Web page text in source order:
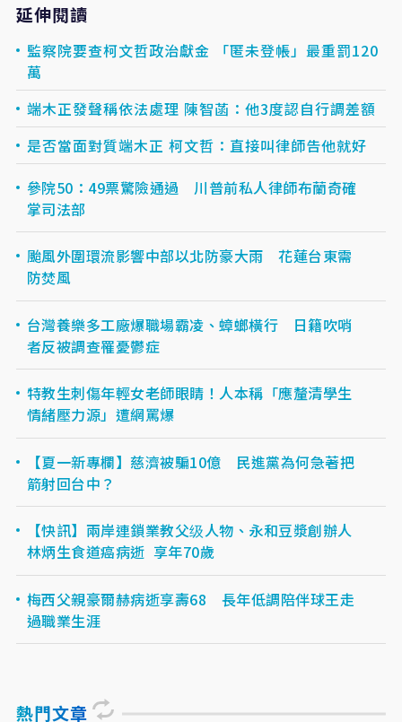
延伸閱讀
監察院要查柯文哲政治獻金 「匿未登帳」最重罰120
萬
端木正發聲稱依法處理 陳智菡：他3度認自行調差額
是否當面對質端木正 柯文哲：直接叫律師告他就好
參院50：49票驚險通過 川普前私人律師布蘭奇確
掌司法部
颱風外圍環流影響中部以北防豪大雨 花蓮台東需
防焚風
台灣養樂多工廠爆職場霸凌、蟑螂橫行 日籍吹哨
者反被調查罹憂鬱症
特教生刺傷年輕女老師眼睛！人本稱「應釐清學生
情緒壓力源」遭網罵爆
【夏一新專欄】慈濟被騙10億 民進黨為何急著把
箭射回台中？
【快訊】兩岸連鎖業教父级人物、永和豆漿創辦人
林炳生食道癌病逝 享年70歲
梅西父親豪爾赫病逝享壽68 長年低調陪伴球王走
過職業生涯
熱門文章